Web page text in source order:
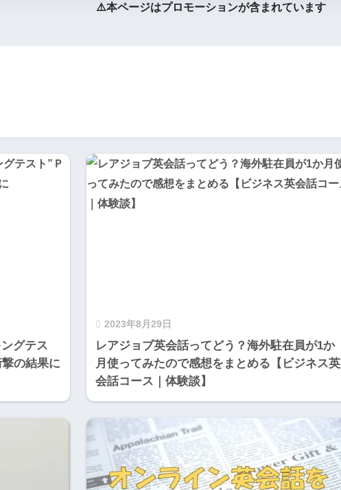
⚠️本ページはプロモーションが含まれています
グテス
の結果に
2023年8月29日
レアジョブ英会話ってどう？海外駐在員が1か
月使ってみたので感想をまとめる【ビジネス英
会話コース｜体験談】